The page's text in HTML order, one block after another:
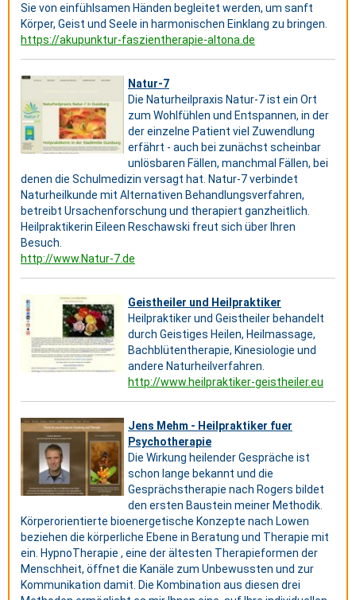
Sie von einfühlsamen Händen begleitet werden, um sanft
Körper, Geist und Seele in harmonischen Einklang zu bringen.
https://akupunktur-faszientherapie-altona.de
Natur-7
Die Naturheilpraxis Natur-7 ist ein Ort
zum Wohlfühlen und Entspannen, in der
der einzelne Patient viel Zuwendlung
erfährt - auch bei zunächst scheinbar
unlösbaren Fällen, manchmal Fällen, bei
denen die Schulmedizin versagt hat. Natur-7 verbindet
Naturheilkunde mit Alternativen Behandlungsverfahren,
betreibt Ursachenforschung und therapiert ganzheitlich.
Heilpraktikerin Eileen Reschawski freut sich über Ihren
Besuch.
http://www.Natur-7.de
Geistheiler und Heilpraktiker
Heilpraktiker und Geistheiler behandelt
durch Geistiges Heilen, Heilmassage,
Bachblütentherapie, Kinesiologie und
andere Naturheilverfahren.
http://www.heilpraktiker-geistheiler.eu
Jens Mehm - Heilpraktiker fuer
Psychotherapie
Die Wirkung heilender Gespräche ist
schon lange bekannt und die
Gesprächstherapie nach Rogers bildet
den ersten Baustein meiner Methodik.
Körperorientierte bioenergetische Konzepte nach Lowen
beziehen die körperliche Ebene in Beratung und Therapie mit
ein. HypnoTherapie , eine der ältesten Therapieformen der
Menschheit, öffnet die Kanäle zum Unbewussten und zur
Kommunikation damit. Die Kombination aus diesen drei